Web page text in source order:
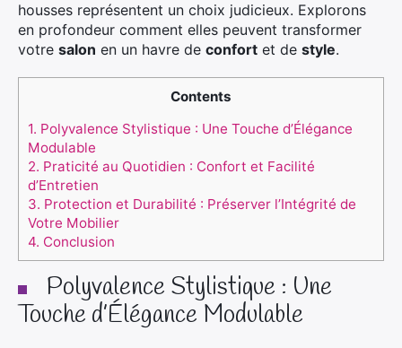
housses représentent un choix judicieux. Explorons
en profondeur comment elles peuvent transformer
votre salon en un havre de confort et de style.
Contents
1. Polyvalence Stylistique : Une Touche d’Élégance
Modulable
2. Praticité au Quotidien : Confort et Facilité
d’Entretien
3. Protection et Durabilité : Préserver l’Intégrité de
Votre Mobilier
4. Conclusion
Polyvalence Stylistique : Une
Touche d’Élégance Modulable